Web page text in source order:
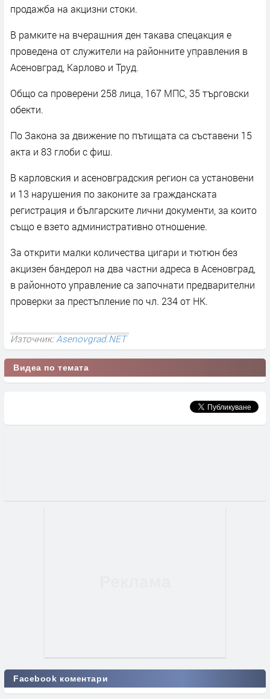
продажба на акцизни стоки.
В рамките на вчерашния ден такава спецакция е
проведена от служители на районните управления в
Асеновград, Карлово и Труд.
Общо са проверени 258 лица, 167 МПС, 35 търговски
обекти.
По Закона за движение по пътищата са съставени 15
акта и 83 глоби с фиш.
В карловския и асеновградския регион са установени
и 13 нарушения по законите за гражданската
регистрация и българските лични документи, за които
също е взето административно отношение.
За открити малки количества цигари и тютюн без
акцизен бандерол на два частни адреса в Асеновград,
в районното управление са започнати предварителни
проверки за престъпление по чл. 234 от НК.
Източник:Asenovgrad.NET
Видеа по темата
Facebook коментари